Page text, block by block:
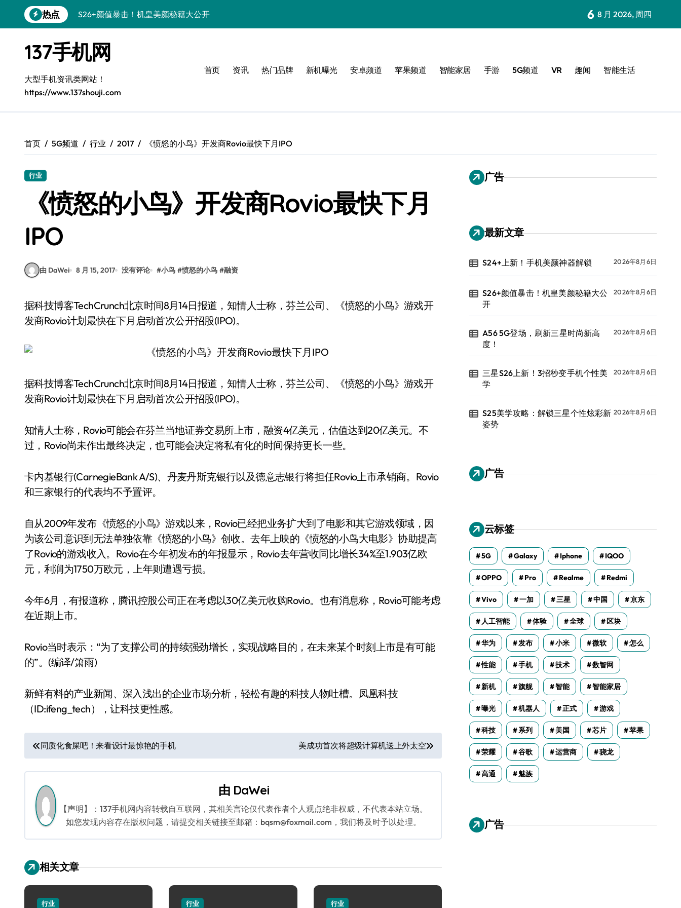
到
热点
S26+颜值暴击！机皇美颜秘籍大公开
三星S26上新！3招秒变手机个性美学
S25美学攻略：解锁三星个性炫彩新姿势
C55 5G潮玩秘籍：定制时尚新态度
Galaxy C55 5G登场，时尚美学新标杆！
S25+闪亮登场！3招搞定绝美手机摄影风
S24+上新！手机美颜神器解锁
6 8 月 2026, 周四
137手机网
大型手机资讯类网站！
https://www.137shouji.com
首页 资讯 热门品牌 新机曝光 安卓频道 苹果频道 智能家居 手游 5G频道 VR 趣闻 智能生活
首页 5G频道 行业 2017 《愤怒的小鸟》开发商Rovio最快下月IPO
行业
《愤怒的小鸟》开发商Rovio最快下月
IPO
由 DaWei 8 月 15, 2017 没有评论 #小鸟 #愤怒的小鸟 #融资
据科技博客TechCrunch北京时间8月14日报道，知情人士称，芬兰公司、《愤怒的小鸟》游戏开
发商Rovio计划最快在下月启动首次公开招股(IPO)。
据科技博客TechCrunch北京时间8月14日报道，知情人士称，芬兰公司、《愤怒的小鸟》游戏开
发商Rovio计划最快在下月启动首次公开招股(IPO)。
知情人士称，Rovio可能会在芬兰当地证券交易所上市，融资4亿美元，估值达到20亿美元。不
过，Rovio尚未作出最终决定，也可能会决定将私有化的时间保持更长一些。
卡内基银行(CarnegieBank A/S)、丹麦丹斯克银行以及德意志银行将担任Rovio上市承销商。Rovio
和三家银行的代表均不予置评。
自从2009年发布《愤怒的小鸟》游戏以来，Rovio已经把业务扩大到了电影和其它游戏领域，因
为该公司意识到无法单独依靠《愤怒的小鸟》创收。去年上映的《愤怒的小鸟大电影》协助提高
了Rovio的游戏收入。Rovio在今年初发布的年报显示，Rovio去年营收同比增长34%至1.903亿欧
元，利润为1750万欧元，上年则遭遇亏损。
今年6月，有报道称，腾讯控股公司正在考虑以30亿美元收购Rovio。也有消息称，Rovio可能考虑
在近期上市。
Rovio当时表示：“为了支撑公司的持续强劲增长，实现战略目的，在未来某个时刻上市是有可能
的”。(编译/箫雨)
新鲜有料的产业新闻、深入浅出的企业市场分析，轻松有趣的科技人物吐槽。凤凰科技
（ID:ifeng_tech），让科技更性感。
文
章
导
航
同质化食屎吧！来看设计最惊艳的手机 美成功首次将超级计算机送上外太空
由 DaWei
【声明】：137手机网内容转载自互联网，其相关言论仅代表作者个人观点绝非权威，不代表本站立场。
如您发现内容存在版权问题，请提交相关链接至邮箱：bqsm@foxmail.com，我们将及时予以处理。
相关文章
行业 行业 行业
广告
最新文章
S24+上新！手机美颜神器解锁 2026年8月6日
S26+颜值暴击！机皇美颜秘籍大公
开
2026年8月6日
A56 5G登场，刷新三星时尚新高
度！
2026年8月6日
三星S26上新！3招秒变手机个性美
学
2026年8月6日
S25美学攻略：解锁三星个性炫彩新
姿势
2026年8月6日
广告
云标签
5G Galaxy Iphone IQOO
OPPO Pro Realme Redmi
Vivo 一加 三星 中国 京东
人工智能 体验 全球 区块
华为 发布 小米 微软 怎么
性能 手机 技术 数智网
新机 旗舰 智能 智能家居
曝光 机器人 正式 游戏
科技 系列 美国 芯片 苹果
荣耀 谷歌 运营商 骁龙
高通 魅族
广告